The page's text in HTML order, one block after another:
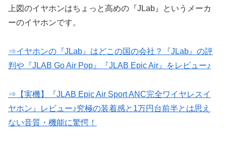
上図のイヤホンはちょっと高めの『JLab』というメーカ
ーのイヤホンです。
⇒イヤホンの『JLab』はどこの国の会社？『JLab』の評
判や『JLAB Go Air Pop』『JLAB Epic Air』をレビュー♪
⇒【実機】『JLAB Epic Air Sport ANC完全ワイヤレスイ
ヤホン』レビュー♪究極の装着感と1万円台前半とは思え
ない音質・機能に驚愕！